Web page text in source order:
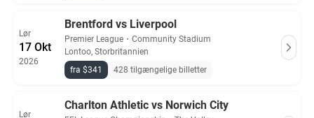
Lør
17 Okt
2026
Brentford vs Liverpool
Premier League ・ Community Stadium
Lontoo, Storbritannien
fra $341
428 tilgængelige billetter
Lør
Charlton Athletic vs Norwich City